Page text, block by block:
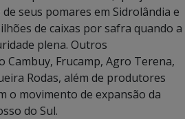
seus pomares em Sidrolândia e
de caixas por safra quando a
plena. Outros
Cambuy, Frucamp, Agro Terena,
Rodas, além de produtores
o movimento de expansão da
do Sul.